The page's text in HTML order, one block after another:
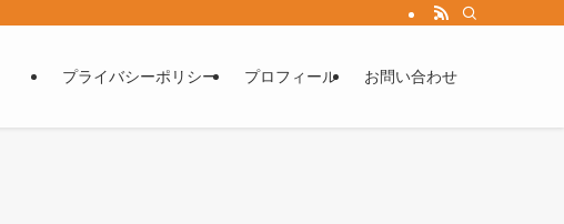
プライバシーポリシー プロフィール お問い合わせ